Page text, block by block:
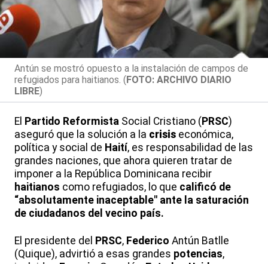
Antún se mostró opuesto a la instalación de campos de
refugiados para haitianos. (FOTO: ARCHIVO DIARIO
LIBRE)
El Partido Reformista Social Cristiano ( PRSC)
aseguró que la solución a la crisis económica,
política y social de Haití, es responsabilidad de las
grandes naciones, que ahora quieren tratar de
imponer a la República Dominicana recibir
haitianos como refugiados, lo que calificó de
“absolutamente inaceptable" ante la saturación
de ciudadanos del vecino país.
El presidente del PRSC, Federico Antún Batlle
(Quique), advirtió a esas grandes potencias,